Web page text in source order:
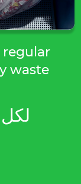
regular
waste